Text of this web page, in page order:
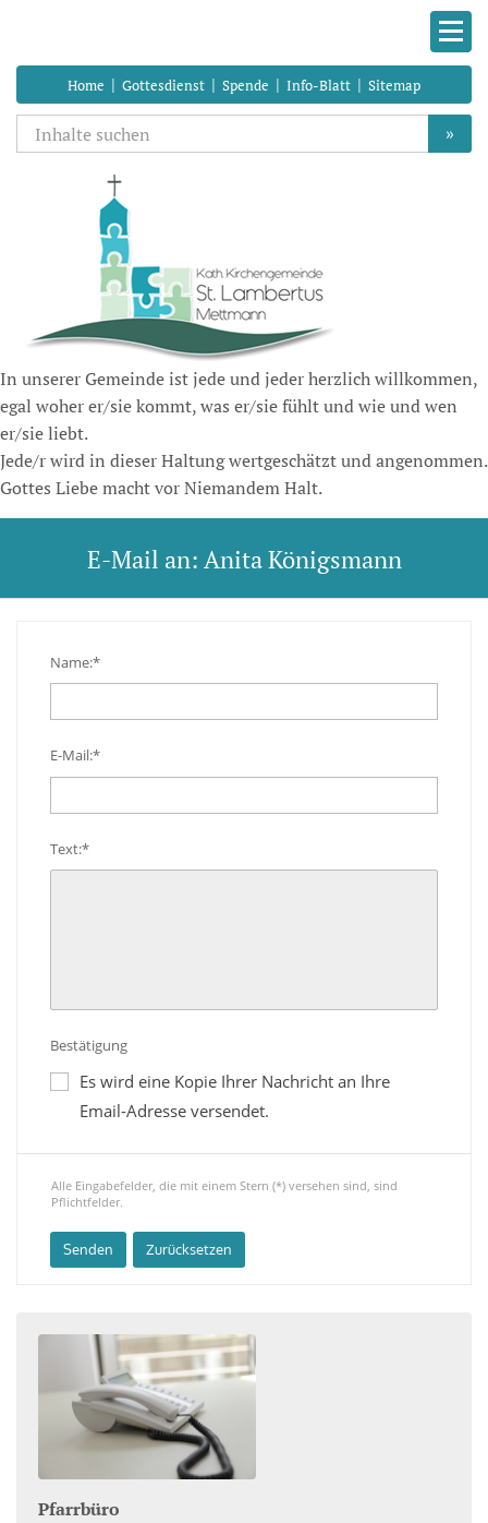
Home | Gottesdienst | Spende | Info-Blatt | Sitemap
»
In unserer Gemeinde ist jede und jeder herzlich willkommen,
egal woher er/sie kommt, was er/sie fühlt und wie und wen
er/sie liebt.
Jede/r wird in dieser Haltung wertgeschätzt und angenommen.
Gottes Liebe macht vor Niemandem Halt.
E-Mail an: Anita Königsmann
Name:*
E-Mail:*
Text:*
Bestätigung
Es wird eine Kopie Ihrer Nachricht an Ihre
Email-Adresse versendet.
Alle Eingabefelder, die mit einem Stern (*) versehen sind, sind
Pflichtfelder.
Pfarrbüro